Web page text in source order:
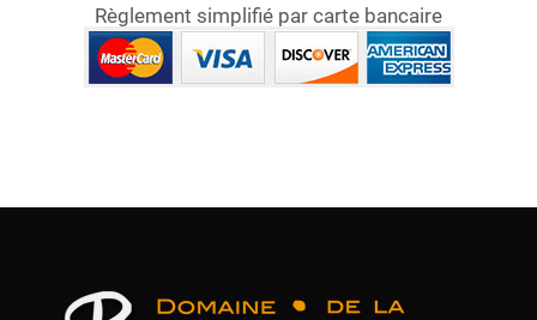
Règlement simplifié par carte bancaire